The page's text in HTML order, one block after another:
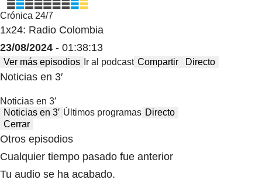
Crónica 24/7
1x24: Radio Colombia
23/08/2024 - 01:38:13
Ver más episodios Ir al podcast Compartir Directo
Noticias en 3′
Noticias en 3′
Noticias en 3′ Últimos programas Directo
Cerrar
Otros episodios
Cualquier tiempo pasado fue anterior
Tu audio se ha acabado.